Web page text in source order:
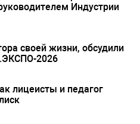
Индустрии
своей жизни, обсудили
2026
лицеисты и педагог